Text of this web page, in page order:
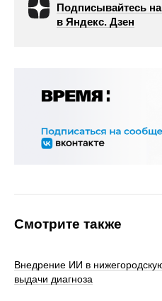
Подписывайтесь
в Яндекс. Дзен
Смотрите также
Внедрение ИИ в
выдачи диагноза